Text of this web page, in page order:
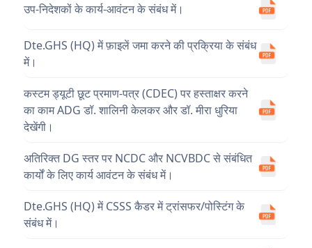
उप-निदेशकों के कार्य-आवंटन के संबंध में।
Dte.GHS (HQ) में फ़ाइलें जमा करने की प्रक्रिया के संबंध
में।
कस्टम ड्यूटी छूट प्रमाण-पत्र (CDEC) पर हस्ताक्षर करने
का काम ADG डॉ. शालिनी केलकर और डॉ. मीरा धुरिया
देखेंगी।
अतिरिक्त DG स्तर पर NCDC और NCVBDC से संबंधित
कार्यों के लिए कार्य आवंटन के संबंध में।
Dte.GHS (HQ) में CSSS कैडर में ट्रांसफर/पोस्टिंग के
संबंध में।